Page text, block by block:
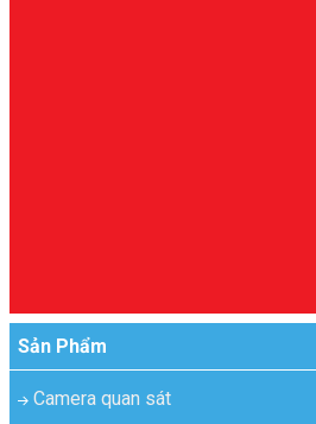
Sản Phẩm
Camera quan sát